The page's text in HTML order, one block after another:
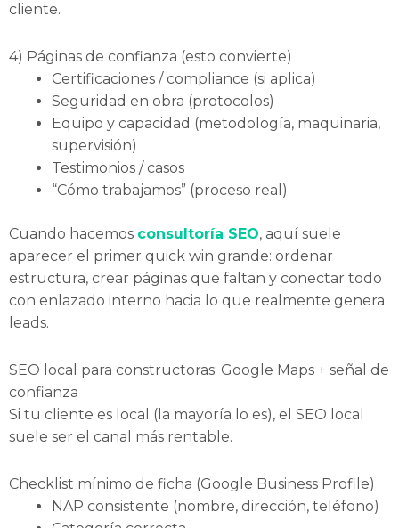
cliente.
4) Páginas de confianza (esto convierte)
Certificaciones / compliance (si aplica)
Seguridad en obra (protocolos)
Equipo y capacidad (metodología, maquinaria,
supervisión)
Testimonios / casos
“Cómo trabajamos” (proceso real)
Cuando hacemos consultoría SEO, aquí suele
aparecer el primer quick win grande: ordenar
estructura, crear páginas que faltan y conectar todo
con enlazado interno hacia lo que realmente genera
leads.
SEO local para constructoras: Google Maps + señal de
confianza
Si tu cliente es local (la mayoría lo es), el SEO local
suele ser el canal más rentable.
Checklist mínimo de ficha (Google Business Profile)
NAP consistente (nombre, dirección, teléfono)